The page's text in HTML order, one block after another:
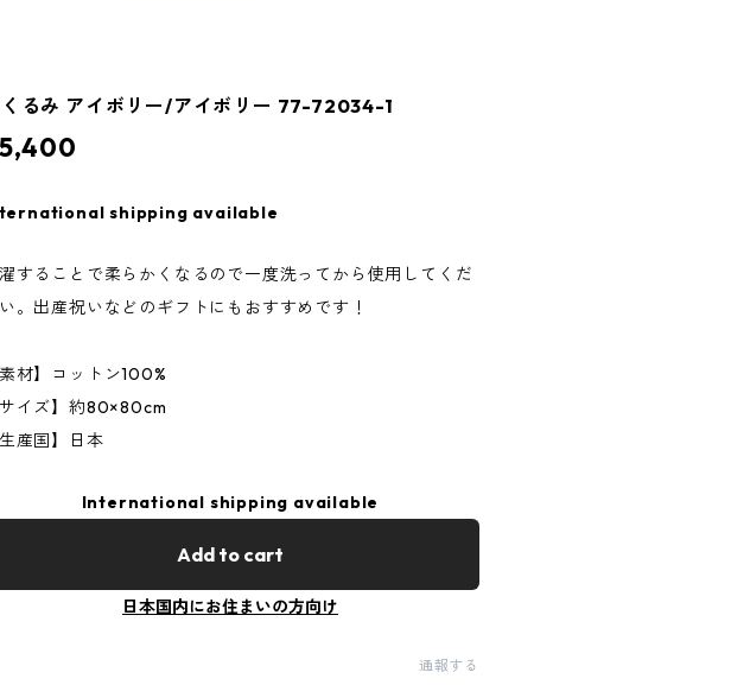
るみ アイボリー/アイボリー 77-72034-1
shipping available
することで柔らかくなるので一度洗ってから使用してくだ
。出産祝いなどのギフトにもおすすめです！
素材】コットン100%
サイズ】約80×80cm
生産国】日本
International shipping available
Add to cart
日本国内にお住まいの方向け
通報する